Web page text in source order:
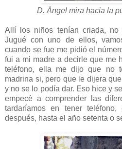
D. Ángel mira hacia la
Allí los niños tenían criada, no
Jugué con uno de ellos,
cuando se fue me pidió el
fui a mi madre a decirle que me
teléfono, ella me dijo que no
madrina si, pero que le dijera
y no se lo podía dar. Eso hice y
empecé a comprender las
tardaríamos en tener
después, hasta el año setenta o